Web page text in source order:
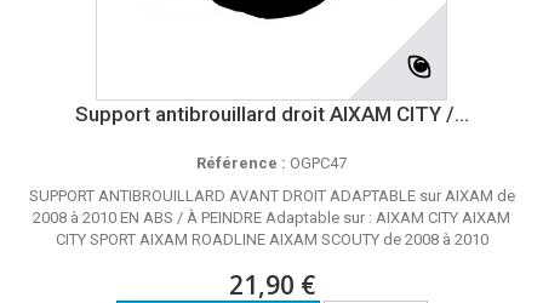
Support antibrouillard droit AIXAM CITY /...
Référence : OGPC47
SUPPORT ANTIBROUILLARD AVANT DROIT ADAPTABLE sur AIXAM de
2008 à 2010 EN ABS / À PEINDRE Adaptable sur : AIXAM CITY AIXAM
CITY SPORT AIXAM ROADLINE AIXAM SCOUTY de 2008 à 2010
21,90 €